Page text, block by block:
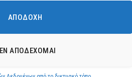
ΑΠΟΔΟΧΉ
ΑΠΟΔΈΧΟΜΑΙ
σας προσφέρουμε τη βέλτιστη εμπειρία